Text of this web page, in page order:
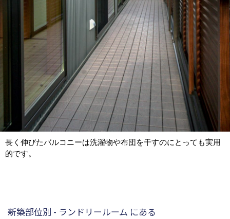
長く伸びたバルコニーは洗濯物や布団を干すのにとっても実用
的です。
新築部位別 - ランドリールーム にある